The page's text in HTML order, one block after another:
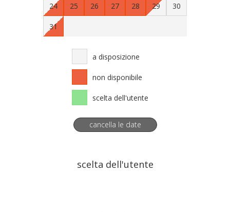
24 25 26 27 28 29 30
31
a disposizione
non disponibile
scelta dell'utente
cancella le date
scelta dell'utente